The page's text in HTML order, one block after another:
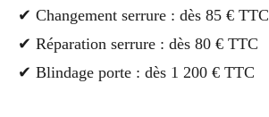
✔ Changement serrure : dès 85 € TTC
✔ Réparation serrure : dès 80 € TTC
✔ Blindage porte : dès 1 200 € TTC